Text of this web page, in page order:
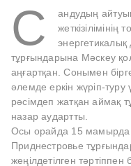
С
андудың
тұрғындарына Мәскеу
аңғартқан. Сонымен
әлемде еркін жүріп-
рәсімдеп жатқан аймақ
назар аудартты.
Осы орайда 15 мамырда
Приднестровье
жеңілдетілген